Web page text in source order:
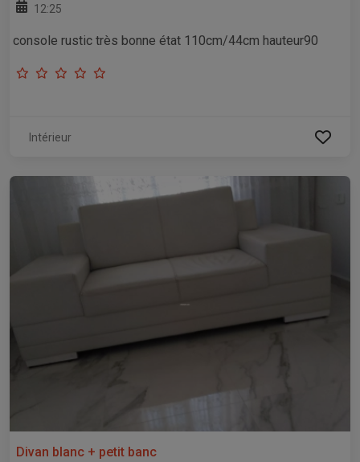
12:25
console rustic très bonne état 110cm/44cm hauteur90
Intérieur
Divan blanc + petit banc